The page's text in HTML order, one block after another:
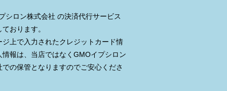
シロン株式会社 の決済代行サービス
おります。
ジ上で入力されたクレジットカード情
情報は、当店ではなくGMOイプシロン
での保管となりますのでご安心くださ